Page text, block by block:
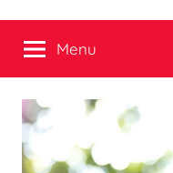
Magazine
de
la
banque
Menu